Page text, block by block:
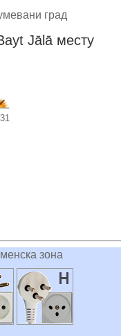
град
Jālā месту
зона